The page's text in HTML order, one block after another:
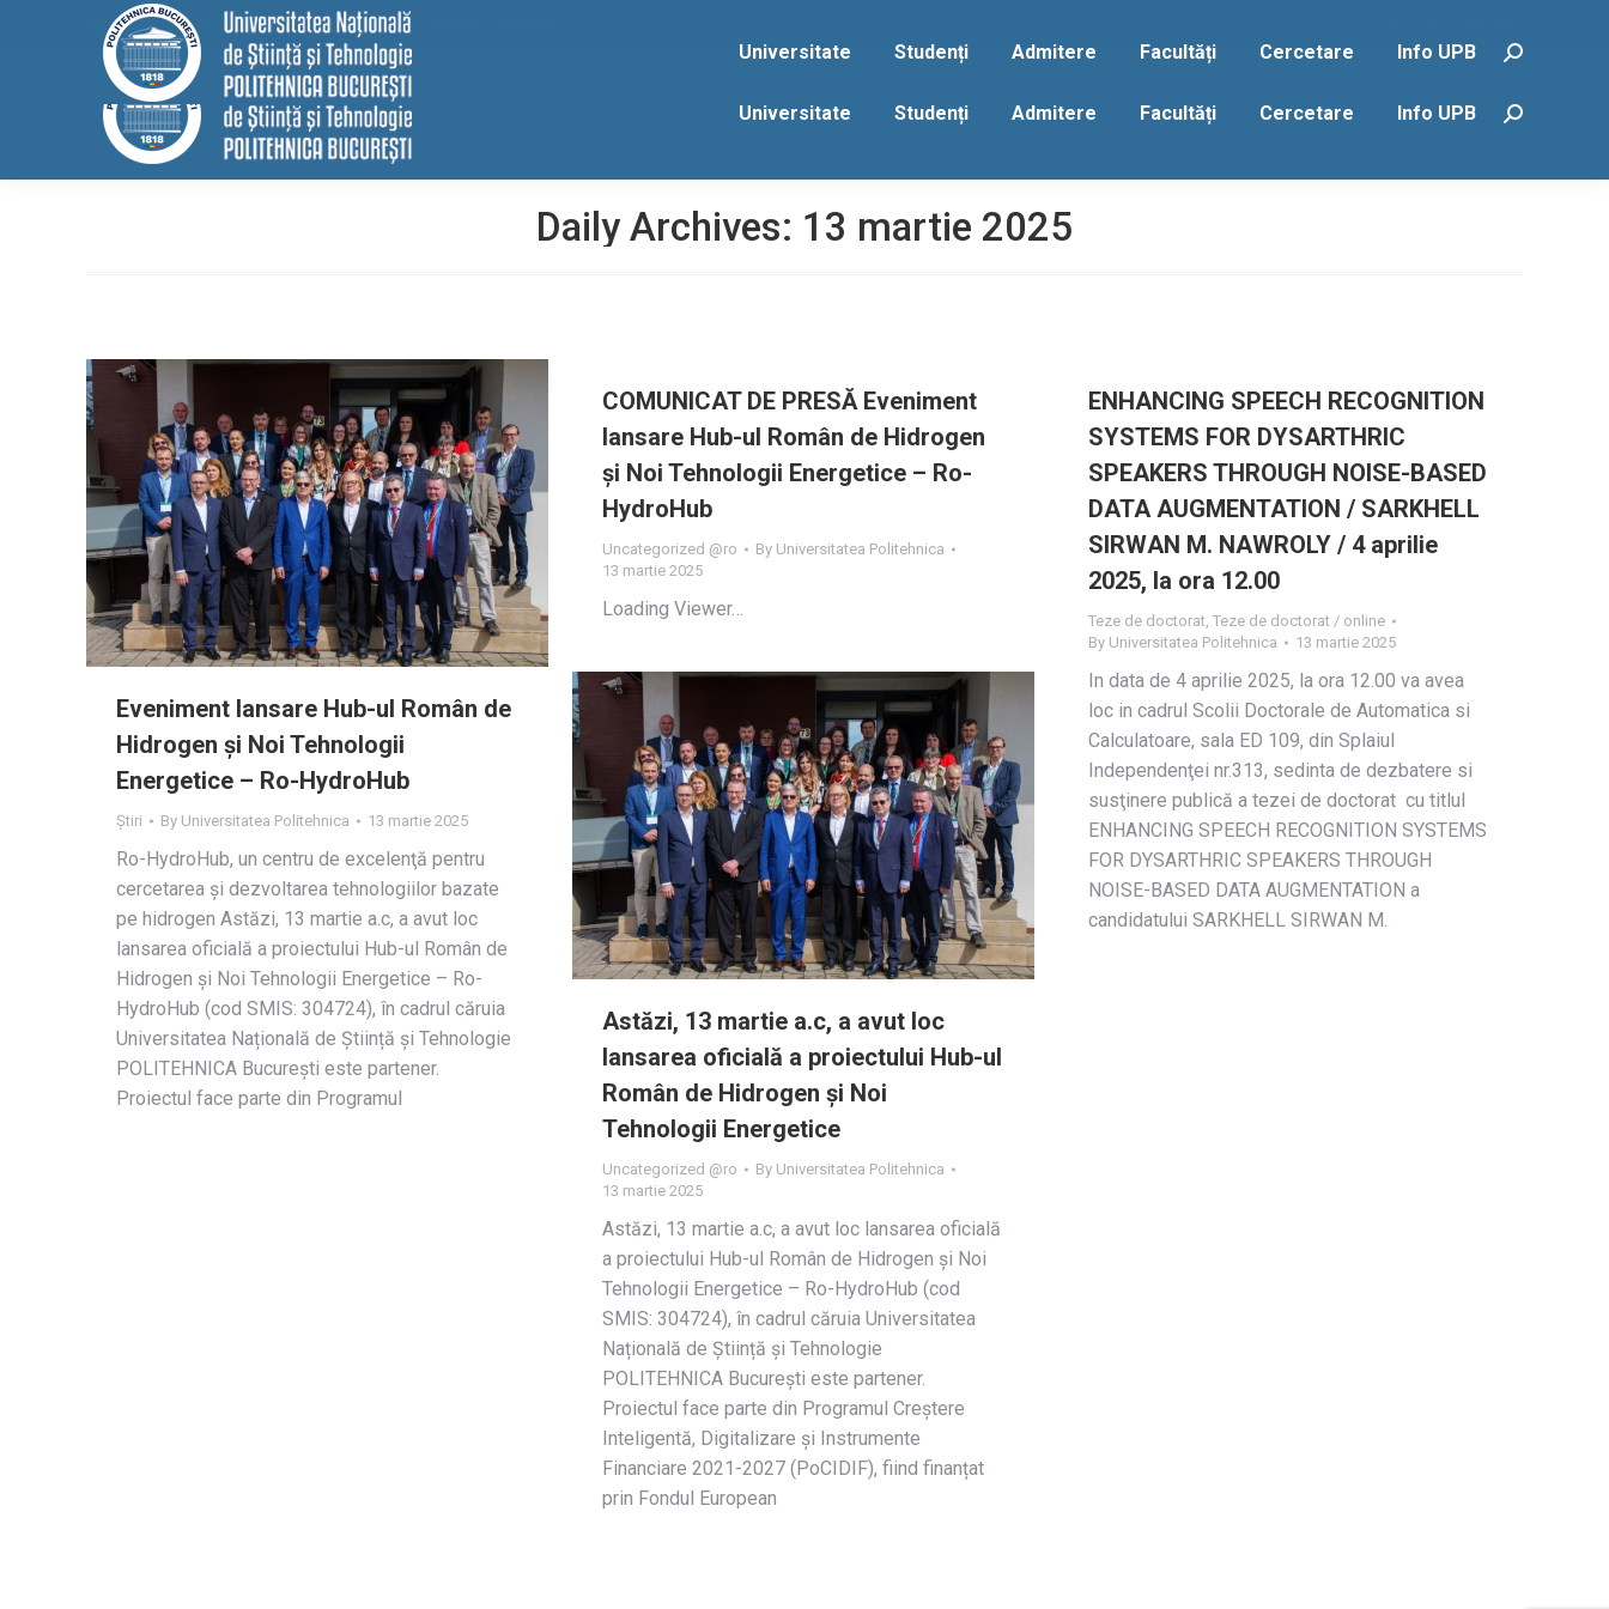
EELISA HRS4R Internațional ALUMNI
opensopens
Instagram
page
opens
YouTube
opens
Universitate Studenți Admitere Facultăți Cercetare Info UPB Search:
Daily Archives: 13 martie 2025
Eveniment lansare Hub-ul Român de
Hidrogen și Noi Tehnologii
Energetice – Ro-HydroHub
Știri By Universitatea Politehnica 13 martie 2025
Ro-HydroHub, un centru de excelenţă pentru
cercetarea şi dezvoltarea tehnologiilor bazate
pe hidrogen Astăzi, 13 martie a.c, a avut loc
lansarea oficială a proiectului Hub-ul Român de
Hidrogen și Noi Tehnologii Energetice – Ro-
HydroHub (cod SMIS: 304724), în cadrul căruia
Universitatea Națională de Știință și Tehnologie
POLITEHNICA București este partener.
Proiectul face parte din Programul
COMUNICAT DE PRESĂ Eveniment
lansare Hub-ul Român de Hidrogen
și Noi Tehnologii Energetice – Ro-
HydroHub
Uncategorized @ro By Universitatea Politehnica
13 martie 2025
Loading Viewer…
ENHANCING SPEECH RECOGNITION
SYSTEMS FOR DYSARTHRIC
SPEAKERS THROUGH NOISE-BASED
DATA AUGMENTATION / SARKHELL
SIRWAN M. NAWROLY / 4 aprilie
2025, la ora 12.00
Teze de doctorat, Teze de doctorat / online
By Universitatea Politehnica 13 martie 2025
In data de 4 aprilie 2025, la ora 12.00 va avea
loc in cadrul Scolii Doctorale de Automatica si
Calculatoare, sala ED 109, din Splaiul
Independenţei nr.313, sedinta de dezbatere si
susţinere publică a tezei de doctorat cu titlul
ENHANCING SPEECH RECOGNITION SYSTEMS
FOR DYSARTHRIC SPEAKERS THROUGH
NOISE-BASED DATA AUGMENTATION a
candidatului SARKHELL SIRWAN M.
Astăzi, 13 martie a.c, a avut loc
lansarea oficială a proiectului Hub-ul
Român de Hidrogen și Noi
Tehnologii Energetice
Uncategorized @ro By Universitatea Politehnica
13 martie 2025
Astăzi, 13 martie a.c, a avut loc lansarea oficială
a proiectului Hub-ul Român de Hidrogen și Noi
Tehnologii Energetice – Ro-HydroHub (cod
SMIS: 304724), în cadrul căruia Universitatea
Națională de Știință și Tehnologie
POLITEHNICA București este partener.
Proiectul face parte din Programul Creștere
Inteligentă, Digitalizare și Instrumente
Financiare 2021-2027 (PoCIDIF), fiind finanțat
prin Fondul European
Universitate Studenți Admitere Facultăți Cercetare Info UPB Search: